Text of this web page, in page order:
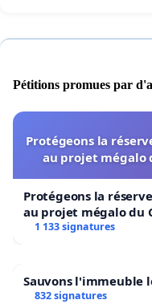
Pétitions promues par
Protégeons la
au projet mégalo
Protégeons la
au projet mégalo du
1 133 signatures
Sauvons l'immeuble
832 signatures